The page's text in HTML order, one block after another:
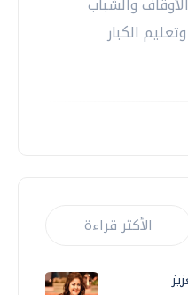
الكبار
الأكثر قراءة